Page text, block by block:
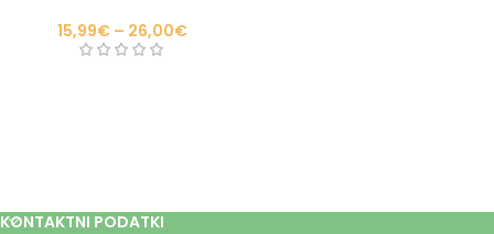
15,99€ – 26,00€
KONTAKTNI PODATKI